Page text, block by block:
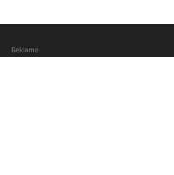
Reklama